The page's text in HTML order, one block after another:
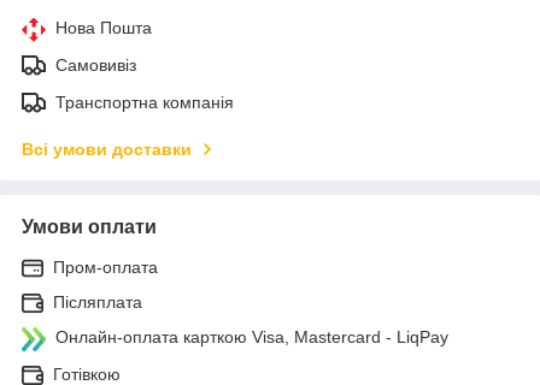
Нова Пошта
Самовивіз
Транспортна компанія
Всі умови доставки
Умови оплати
Пром-оплата
Післяплата
Онлайн-оплата карткою Visa, Mastercard - LiqPay
Готівкою